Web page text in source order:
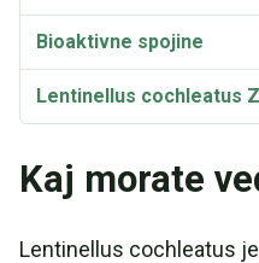
Bioaktivne spojine
Lentinellus cochleatus
Kaj morate
Lentinellus cochleatus